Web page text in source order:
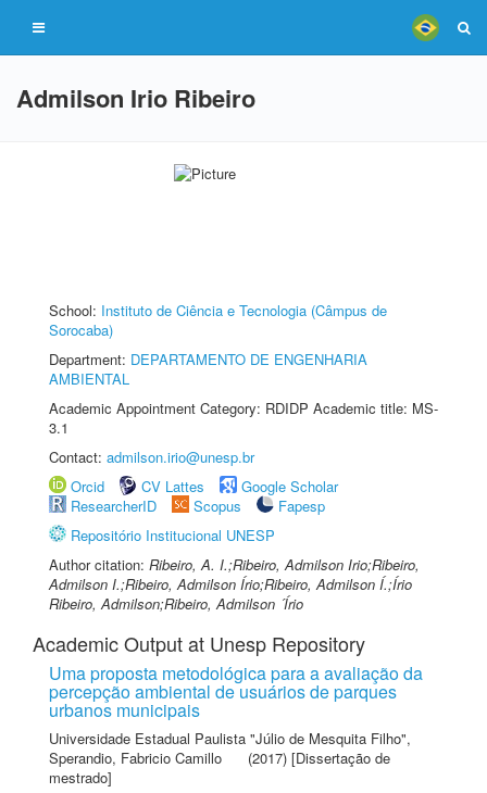
Admilson Irio Ribeiro
School: Instituto de Ciência e Tecnologia (Câmpus de
Sorocaba)
Department: DEPARTAMENTO DE ENGENHARIA
AMBIENTAL
Academic Appointment Category: RDIDP Academic title: MS-
3.1
Contact: admilson.irio@unesp.br
Orcid
CV Lattes
Google Scholar
ResearcherID
Scopus
Fapesp
Repositório Institucional UNESP
Author citation: Ribeiro, A. I.;Ribeiro, Admilson Irio;Ribeiro,
Admilson I.;Ribeiro, Admilson Írio;Ribeiro, Admilson Í.;Írio
Ribeiro, Admilson;Ribeiro, Admilson ´Írio
Academic Output at Unesp Repository
Uma proposta metodológica para a avaliação da
percepção ambiental de usuários de parques
urbanos municipais
Universidade Estadual Paulista "Júlio de Mesquita Filho",
Sperandio, Fabricio Camillo
(2017) [Dissertação de
mestrado]